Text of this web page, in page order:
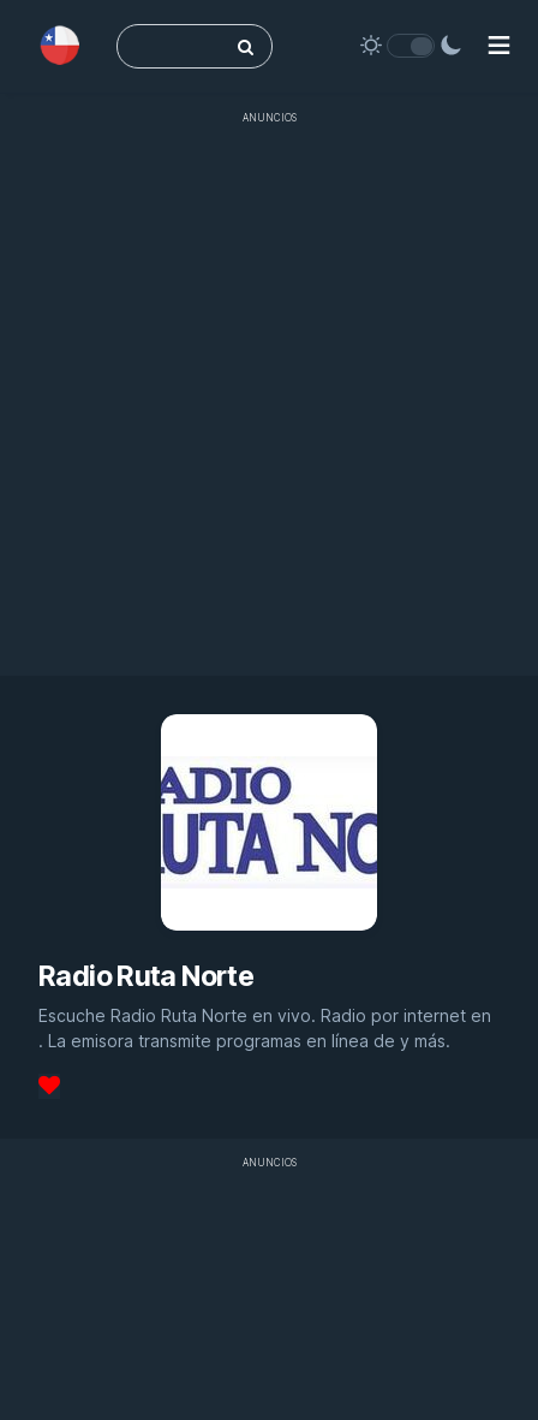
Buscar:
ANUNCIOS
Radio Ruta Norte
Escuche Radio Ruta Norte en vivo. Radio por internet en
. La emisora transmite programas en línea de y más.
ANUNCIOS